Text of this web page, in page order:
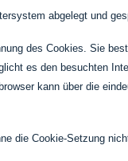
abgelegt und
des Cookies. Sie
es den besuchten
kann über die
die Cookie-Setzung